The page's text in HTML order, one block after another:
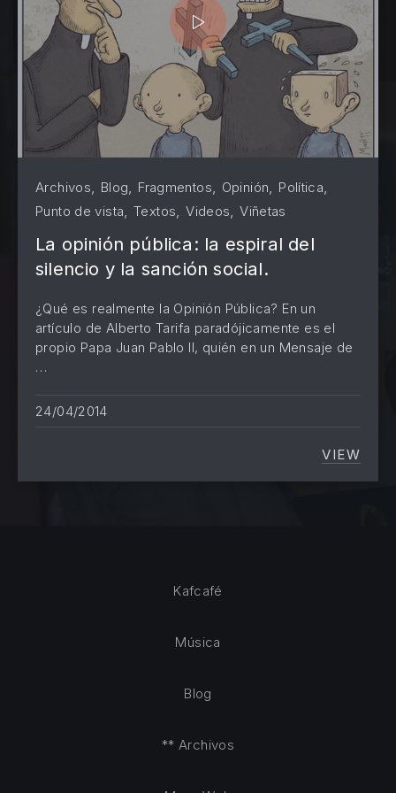
Archivos, Blog, Fragmentos, Opinión, Política,
Punto de vista,Textos,Videos,Viñetas
La opinión pública: la espiral del
silencio y la sanción social.
¿Qué es realmente la Opinión Pública? En un
artículo de Alberto Tarifa paradójicamente es el
propio Papa Juan Pablo II, quién en un Mensaje de
…
24/04/2014
VIEW
LA
Kafcafé
Música
Blog
** Archivos
PREVIOUS